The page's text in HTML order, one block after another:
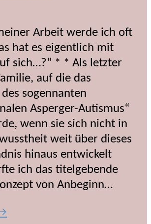
Arbeit werde ich oft
hat es eigentlich mit
sich…?“ * * Als letzter
auf die das
sogennanten
Asperger-Autismus“
wenn sie sich nicht in
weit über dieses
hinaus entwickelt
ich das titelgebende
von Anbeginn…